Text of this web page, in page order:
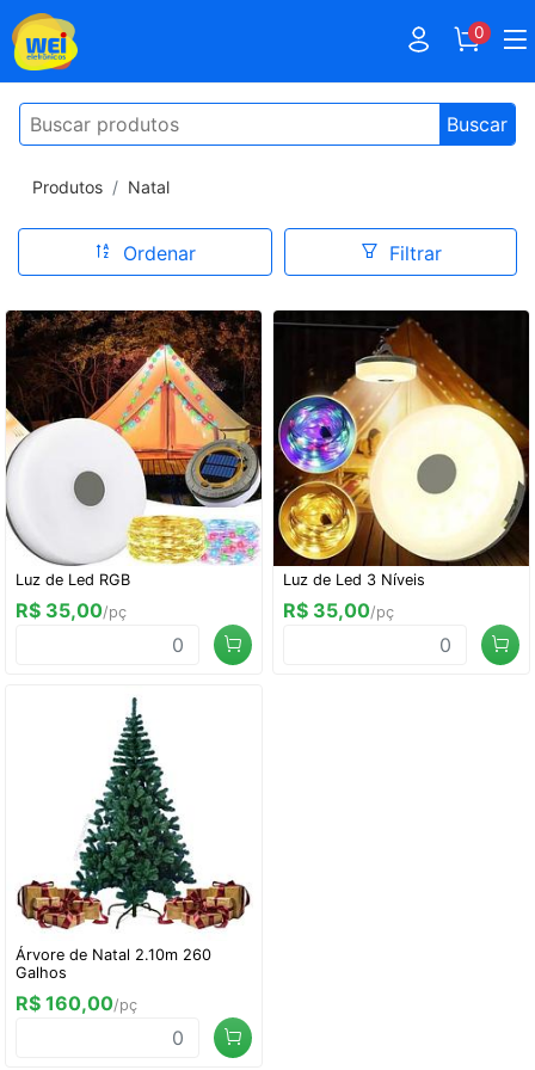
0
Buscar
Produtos Natal
Ordenar Filtrar
Luz de Led RGB
R$ 35,00/pç
Luz de Led 3 Níveis
R$ 35,00/pç
Árvore de Natal 2.10m 260
Galhos
R$ 160,00/pç